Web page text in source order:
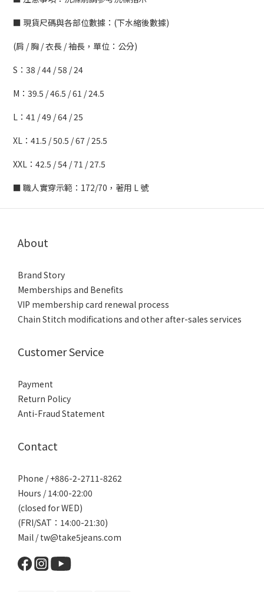
■ 現貨尺碼與各部位數據：(下水縮後數據)
(肩 / 胸 / 衣長 / 袖長，單位：公分)
S：38 / 44 / 58 / 24
M：39.5 / 46.5 / 61 / 24.5
L：41 / 49 / 64 / 25
XL：41.5 / 50.5 / 67 / 25.5
XXL：42.5 / 54 / 71 / 27.5
■ 職人實穿示範：172/70，著用 L 號
About
Brand Story
Memberships and Benefits
VIP membership card renewal process
Chain Stitch modifications and other after-sales services
Customer Service
Payment
Return Policy
Anti-Fraud Statement
Contact
Phone / +886-2-2711-8262
Hours / 14:00-22:00
(closed for WED)
(FRI/SAT：14:00-21:30)
Mail / tw@take5jeans.com